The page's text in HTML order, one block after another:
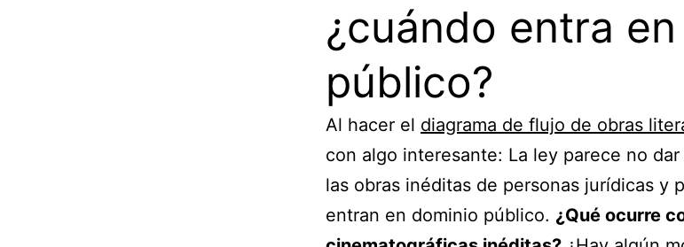
¿cuándo entra
público?
Al hacer el diagrama de flujo de obras
con algo interesante: La ley parece no
las obras inéditas de personas jurídicas y
entran en dominio público. ¿Qué ocurre